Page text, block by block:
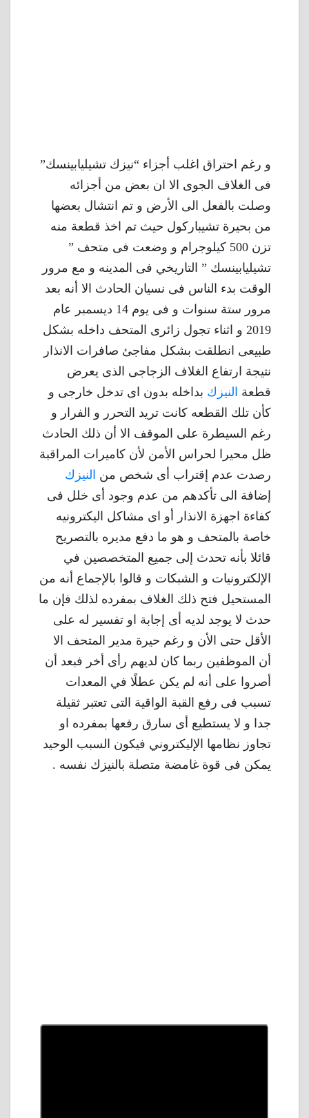
و رغم احتراق اغلب أجزاء “نيزك تشيليابينسك”
فى الغلاف الجوى الا ان بعض من أجزائه
وصلت بالفعل الى الأرض و تم انتشال بعضها
من بحيرة تشيباركول حيث تم اخذ قطعة منه
تزن 500 كيلوجرام و وضعت فى متحف ”
تشيليابينسك ” التاريخي فى المدينه و مع مرور
الوقت بدء الناس فى نسيان الحادث الا أنه بعد
مرور ستة سنوات و فى يوم 14 ديسمبر عام
2019 و اثناء تجول زائرى المتحف داخله بشكل
طبيعى انطلقت بشكل مفاجئ صافرات الانذار
نتيجة ارتفاع الغلاف الزجاجى الذى يعرض
قطعة النيزك بداخله بدون اى تدخل خارجى و
كأن تلك القطعه كانت تريد التحرر و الفرار و
رغم السيطرة على الموقف الا أن ذلك الحادث
ظل محيرا لحراس الأمن لأن كاميرات المراقبة
رصدت عدم إقتراب أى شخص من النيزك
إضافة الى تأكدهم من عدم وجود أى خلل فى
كفاءة اجهزة الانذار أو اى مشاكل اليكترونيه
خاصة بالمتحف و هو ما دفع مديره بالتصريح
قائلا بأنه تحدث إلى جميع المتخصصين في
الإلكترونيات و الشبكات و قالوا بالإجماع أنه من
المستحيل فتح ذلك الغلاف بمفرده لذلك فإن ما
حدث لا يوجد لديه أى إجابة او تفسير له على
الأقل حتى الأن و رغم حيرة مدير المتحف الا
أن الموظفين ربما كان لديهم رأى أخر فبعد أن
أصروا على أنه لم يكن عطلًا في المعدات
تسبب فى رفع القبة الواقية التى تعتبر ثقيلة
جدا و لا يستطيع أى سارق رفعها بمفرده او
تجاوز نظامها الإليكتروني فيكون السبب الوحيد
يمكن فى قوة غامضة متصلة بالنيزك نفسه .